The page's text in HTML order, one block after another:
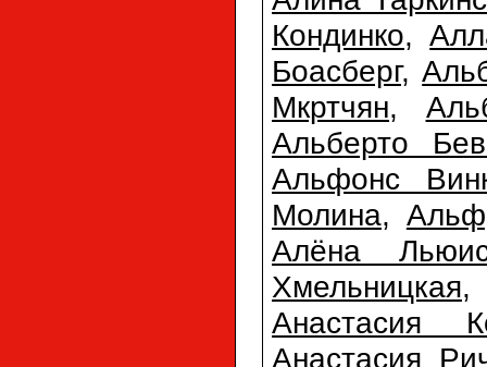
Кондинко,
Боасберг,
Мкртчян,
Альберто
Альфонс
Молина,
Алёна
Хмельницкая
Анастасия
Анастасия